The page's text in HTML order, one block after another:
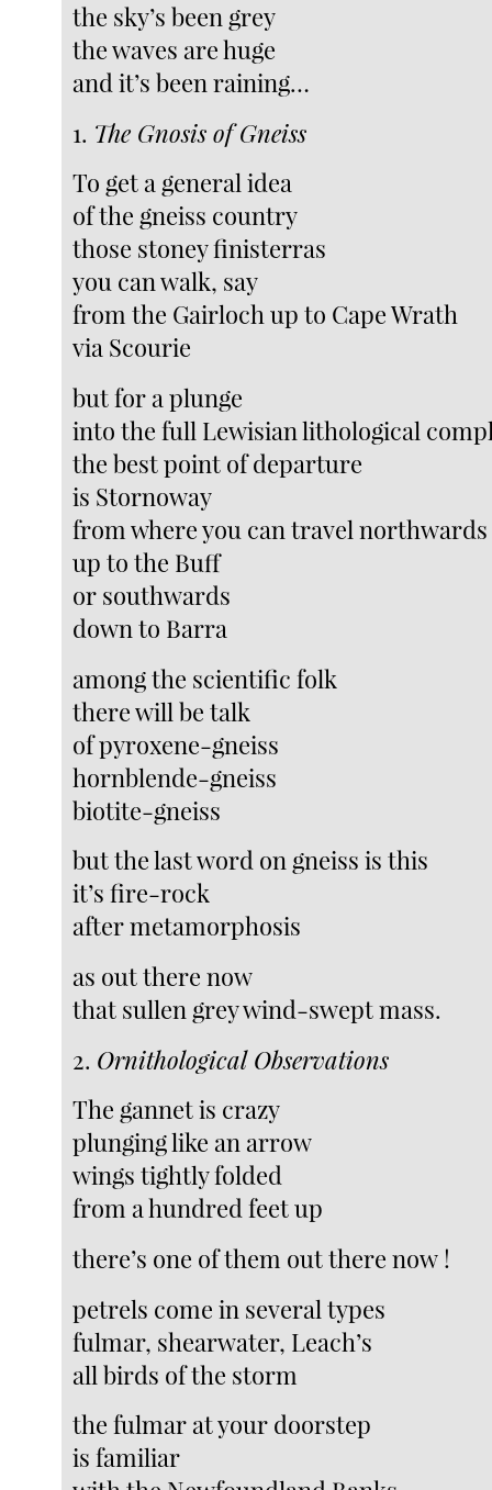
the sky’s been grey
the waves are huge
and it’s been raining…
1. The Gnosis of Gneiss
To get a general idea
of the gneiss country
those stoney finisterras
you can walk, say
from the Gairloch up to Cape Wrath
via Scourie
but for a plunge
into the full Lewisian lithological
the best point of departure
is Stornoway
from where you can travel northwards
up to the Buff
or southwards
down to Barra
among the scientific folk
there will be talk
of pyroxene-gneiss
hornblende-gneiss
biotite-gneiss
but the last word on gneiss is this
it’s fire-rock
after metamorphosis
as out there now
that sullen grey wind-swept mass.
2. Ornithological Observations
The gannet is crazy
plunging like an arrow
wings tightly folded
from a hundred feet up
there’s one of them out there now !
petrels come in several types
fulmar, shearwater, Leach’s
all birds of the storm
the fulmar at your doorstep
is familiar